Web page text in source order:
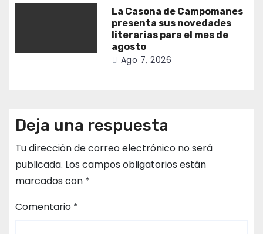
La Casona de Campomanes
presenta sus novedades
literarias para el mes de
agosto
Ago 7, 2026
Deja una respuesta
Tu dirección de correo electrónico no será
publicada. Los campos obligatorios están
marcados con *
Comentario *